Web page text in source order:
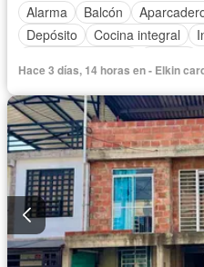
Alarma
Balcón
Depósito
Cocina integral
Jardín
Vigilante Área
Hace 3 días, 14 horas en - Elkin